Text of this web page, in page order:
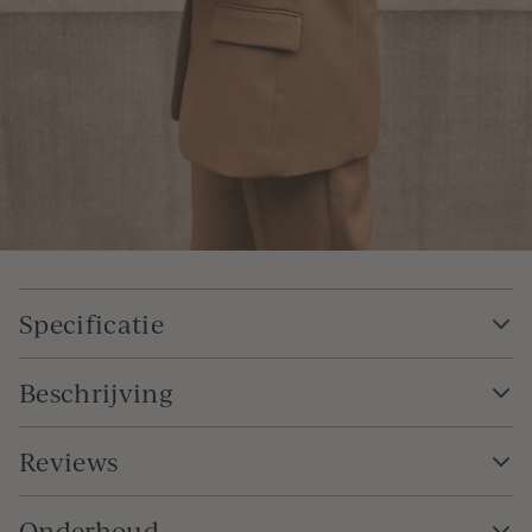
Specificatie
Beschrijving
Reviews